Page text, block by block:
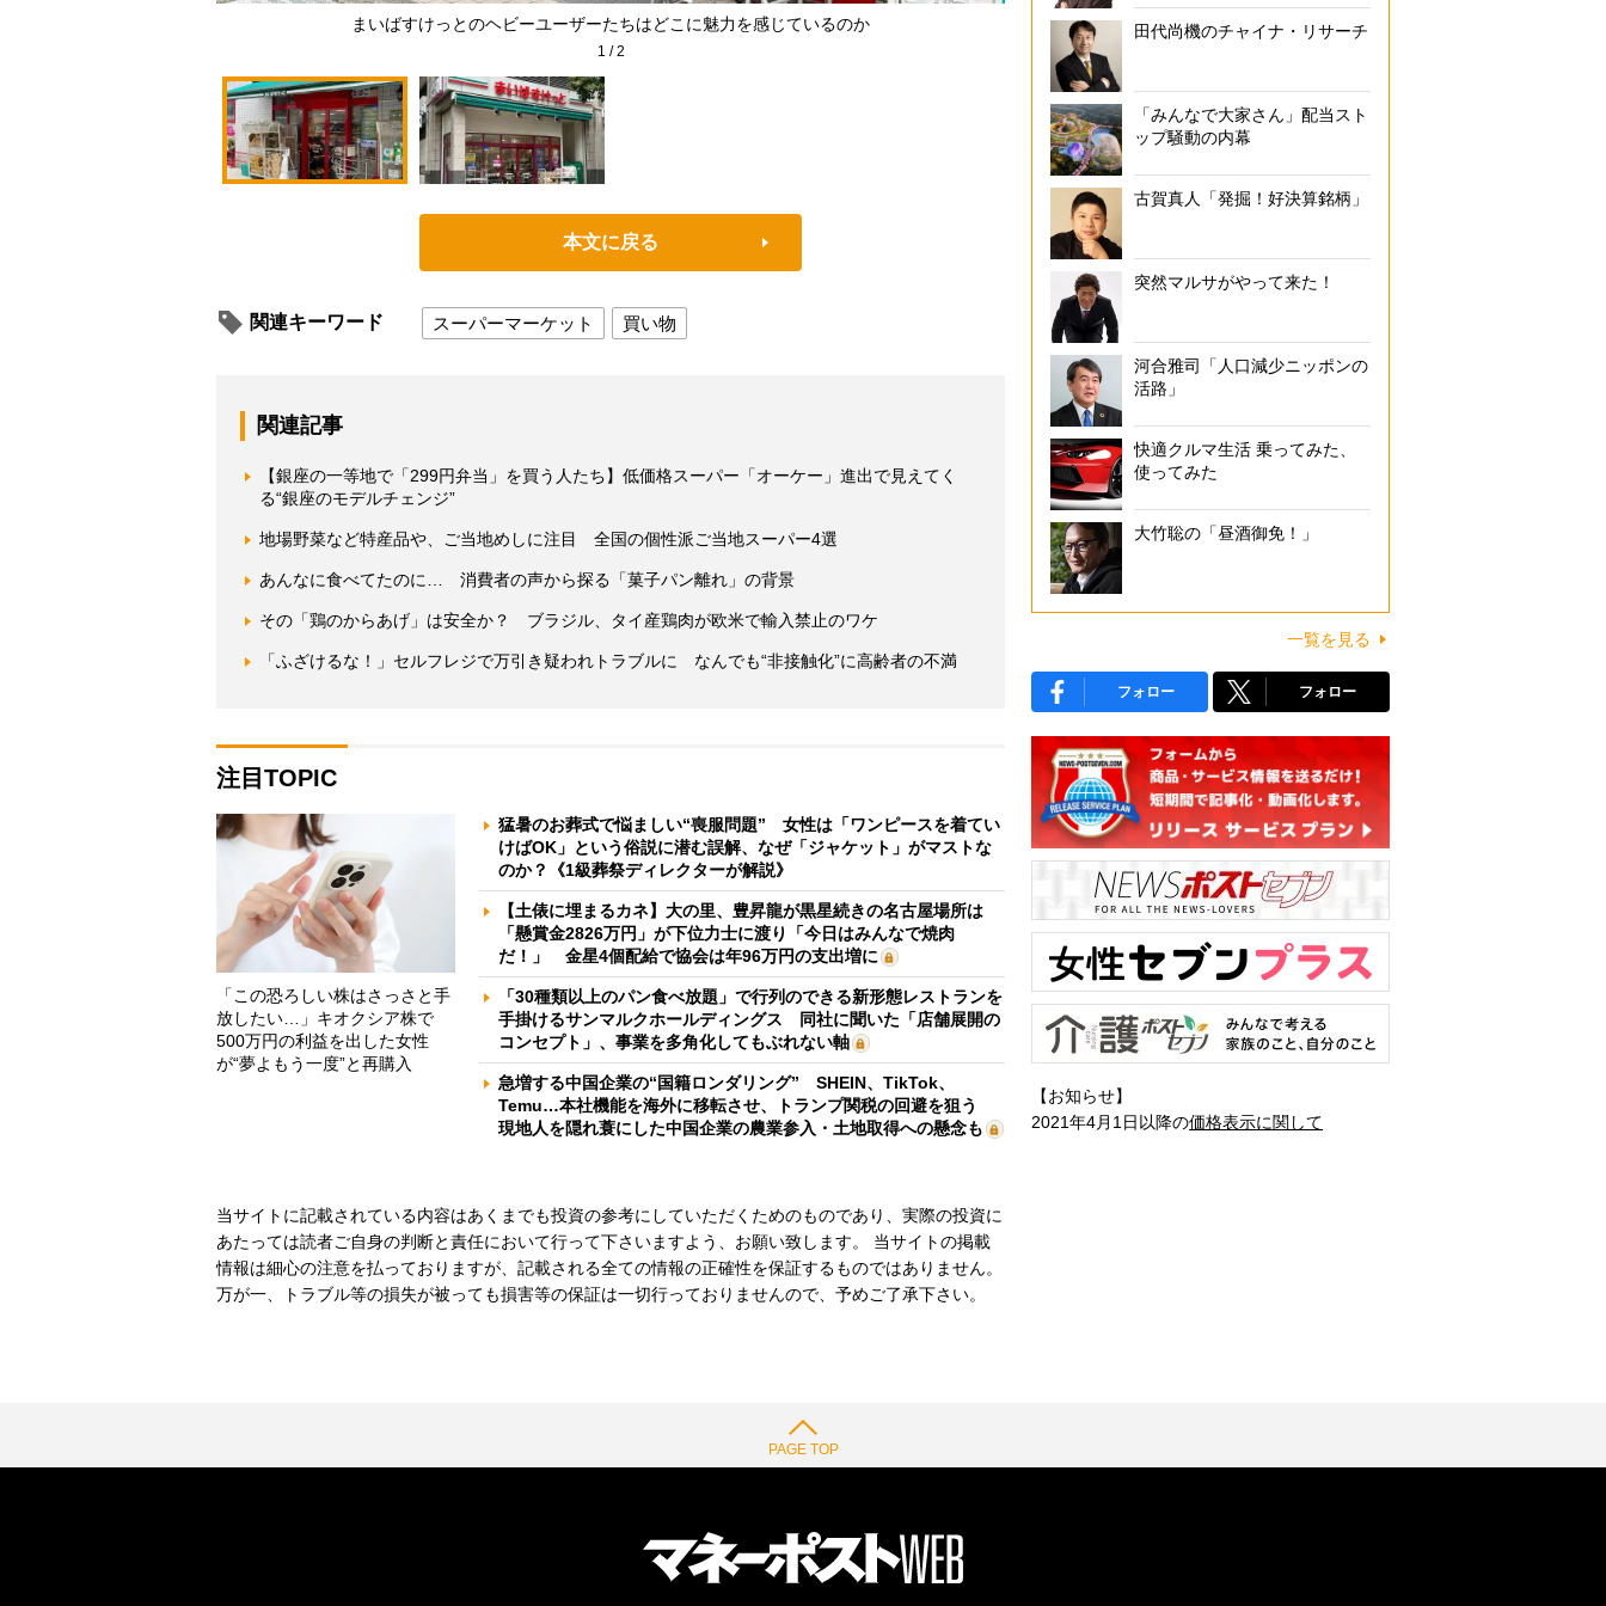
まいばすけっとのヘビーユーザーたちはどこに魅力を感じているのか オフィス街にある「まいばすけっと」
1 /2
本文に戻る
関連キーワード スーパーマーケット 買い物
関連記事
【銀座の一等地で「299円弁当」を買う人たち】低価格スーパー「オーケー」進出で見えてく
る“銀座のモデルチェンジ”
地場野菜など特産品や、ご当地めしに注目 全国の個性派ご当地スーパー4選
あんなに食べてたのに… 消費者の声から探る「菓子パン離れ」の背景
その「鶏のからあげ」は安全か？ ブラジル、タイ産鶏肉が欧米で輸入禁止のワケ
「ふざけるな！」セルフレジで万引き疑われトラブルに なんでも“非接触化”に高齢者の不満
注目TOPIC
「この恐ろしい株はさっさと手
放したい…」キオクシア株で
500万円の利益を出した女性
が“夢よもう一度”と再購入
猛暑のお葬式で悩ましい“喪服問題” 女性は「ワンピースを着てい
けばOK」という俗説に潜む誤解、なぜ「ジャケット」がマストな
のか？《1級葬祭ディレクターが解説》
【土俵に埋まるカネ】大の里、豊昇龍が黒星続きの名古屋場所は
「懸賞金2826万円」が下位力士に渡り「今日はみんなで焼肉
だ！」 金星4個配給で協会は年96万円の支出増に
「30種類以上のパン食べ放題」で行列のできる新形態レストランを
手掛けるサンマルクホールディングス 同社に聞いた「店舗展開の
コンセプト」、事業を多角化してもぶれない軸
急増する中国企業の“国籍ロンダリング” SHEIN、TikTok、
Temu…本社機能を海外に移転させ、トランプ関税の回避を狙う
現地人を隠れ蓑にした中国企業の農業参入・土地取得への懸念も
当サイトに記載されている内容はあくまでも投資の参考にしていただくためのものであり、実際の投資に
あたっては読者ご自身の判断と責任において行って下さいますよう、お願い致します。 当サイトの掲載
情報は細心の注意を払っておりますが、記載される全ての情報の正確性を保証するものではありません。
万が一、トラブル等の損失が被っても損害等の保証は一切行っておりませんので、予めご了承下さい。
田代尚機のチャイナ・リサーチ
「みんなで大家さん」配当スト
ップ騒動の内幕
古賀真人「発掘！好決算銘柄」
突然マルサがやって来た！
河合雅司「人口減少ニッポンの
活路」
快適クルマ生活 乗ってみた、
使ってみた
大竹聡の「昼酒御免！」
一覧を見る
フォロー フォロー
【お知らせ】
2021年4月1日以降の価格表示に関して
PAGE TOP